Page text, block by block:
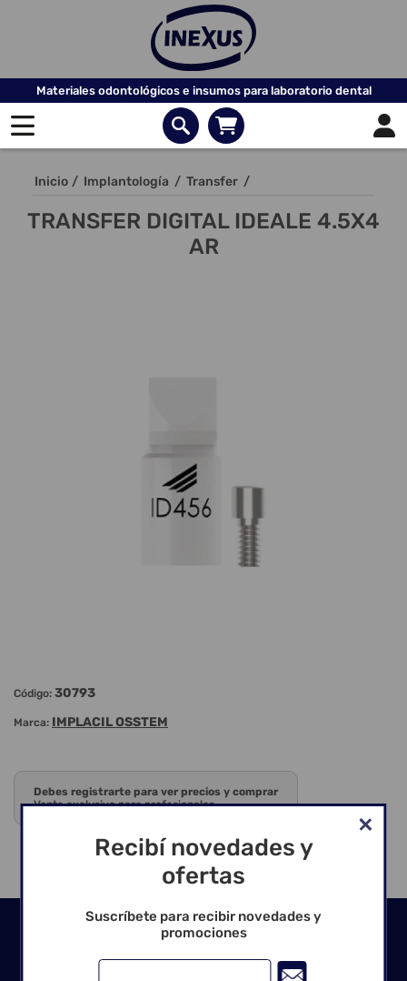
Materiales odontológicos e insumos para laboratorio dental
Inicio / Implantología / Transfer /
TRANSFER DIGITAL IDEALE 4.5X4
AR
Código: 30793
Marca: IMPLACIL OSSTEM
Debes registrarte para ver precios y comprar
Venta exclusiva para profesionales
Seguinos en las redes
Recibí novedades y
ofertas
Suscríbete para recibir novedades y
promociones